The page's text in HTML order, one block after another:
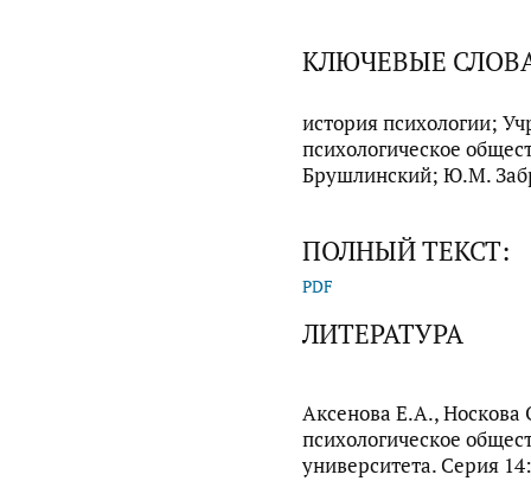
КЛЮЧЕВЫЕ
история психологии;
психологическое
Брушлинский; Ю.М.
ПОЛНЫЙ ТЕКСТ:
PDF
ЛИТЕРАТУРА
Аксенова Е.А., Носкова
психологическое
университета. Серия